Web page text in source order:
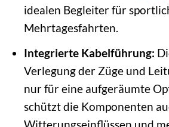
idealen Begleiter für
Mehrtagesfahrten.
Integrierte Kabelführung:
Verlegung der Züge und
nur für eine aufgeräumte
schützt die Komponenten
Witterungseinflüssen und